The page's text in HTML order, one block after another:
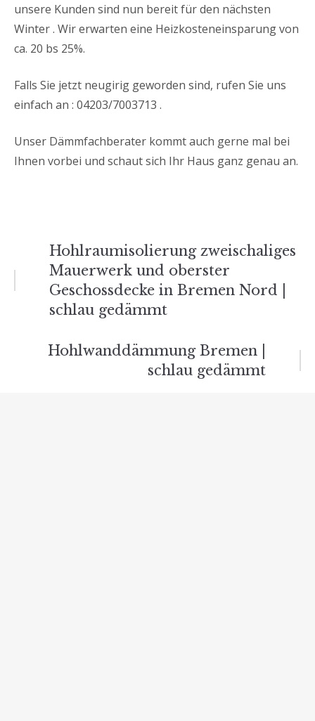
unsere Kunden sind nun bereit für den nächsten
Winter . Wir erwarten eine Heizkosteneinsparung von
ca. 20 bs 25%.
Falls Sie jetzt neugirig geworden sind, rufen Sie uns
einfach an : 04203/7003713 .
Unser Dämmfachberater kommt auch gerne mal bei
Ihnen vorbei und schaut sich Ihr Haus ganz genau an.
Beitrags-
Navigation
Hohlraumisolierung zweischaliges
Mauerwerk und oberster
Geschossdecke in Bremen Nord |
schlau gedämmt
Hohlwanddämmung Bremen |
schlau gedämmt